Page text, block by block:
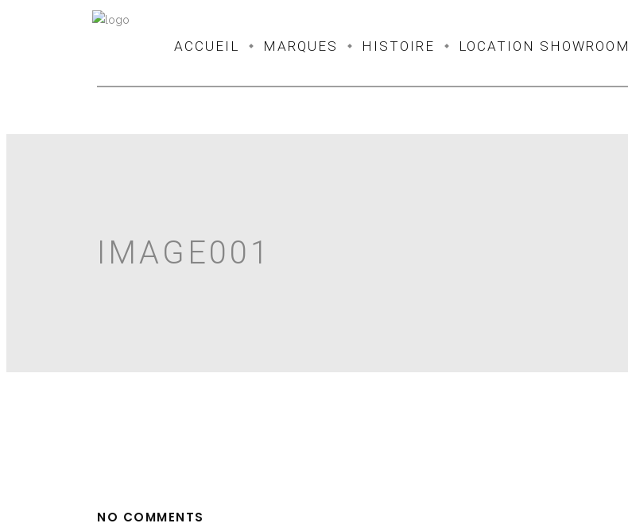
ACCUEIL MARQUES HISTOIRE LOCATION SHOWROOM
IMAGE001
NO COMMENTS